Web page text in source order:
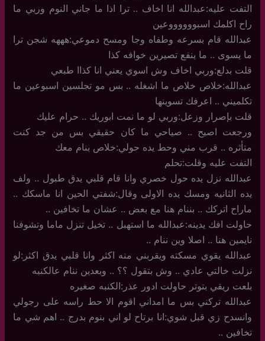
التفت عليه:عبدالله انا اخاف .. ترا اذا ما جاني النوم وربي ما
راح اكلمك اسبووووووعين
عبدالله قام بسرعه وطفاه وجا ومسح دموعي:هههه شجن ترا
ما يسوى .. ما ينفع تصيرين خوافه كذا
قلت بدلع:وربي اخاف وش اسوي يعني انا كذاا طبعي
عبدالله:خلاص خلاص ما اشغله .. بس مو تجلسين اسبوعين ما
تكلميني .. اعرفك تسوينها
قلت بإصرار وزعل:وربي لو ما نمت ابوريك .. حرام عليك
ورجعت اصيح .. صياحي ما كان حقيقي بس من جد كنت
متأثره .. قرب مني وحط يده حولي:خلاص بنام معك
التفت عليه وقلت:تحلم
عبدالله نزل يده حول خصري وانا قام قلبي يدق طبول .. ولف
يده الثانيه ومسك يده الاولى وقال:شفتي الحين انا ماسكك ..
ماراح اتركك .. بننام هنا مع بعض .. عشان ما تخافين ..
حاولت افك يدينه:عبدالله ما استهبل .. تخيل تنزل ماما وتشوفنا
نايمين هنا .. اصلا وين ننام ..
عبدالله يقوي مسكته ويقربني منه اكثر وانا قلبي يدق اكثر:لو
نزلت خالتي عادي .. وش بتقول ؟؟ .. وبعدين ننام عالكنبه
بلعت ريقي بتوتر حاولت ادور عذر:الكنبه صغيره
عبدالله تركني بس ما امداني اقوم الا حط راسه على رجولي
وانسدح زي قبل شوي:انا برتاح لو اني بنوم بدرج .. اهم شي ما
تخافين ..